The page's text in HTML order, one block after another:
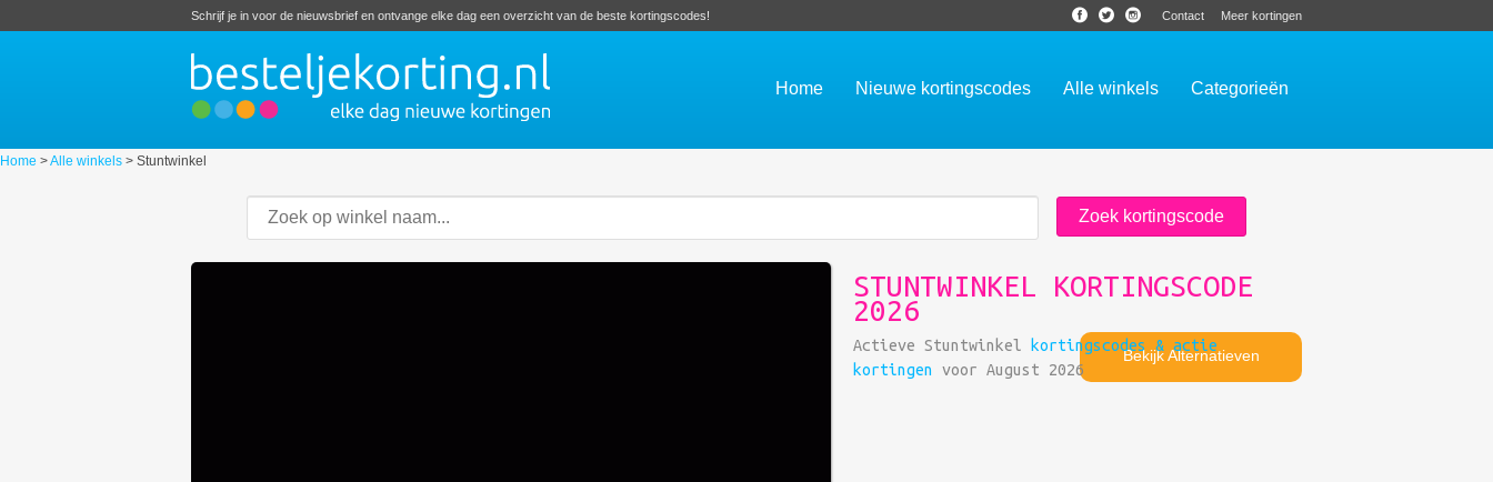
Schrijf je in voor de nieuwsbrief en ontvange elke dag een overzicht van de beste kortingscodes! Contact Meer kortingen
Home Nieuwe kortingscodes Alle winkels Categorieën
Home >Alle winkels > Stuntwinkel
STUNTWINKEL KORTINGSCODE
2026
Actieve Stuntwinkel
kortingscodes & actie
kortingen
voor August 2026
Bekijk Alternatieven